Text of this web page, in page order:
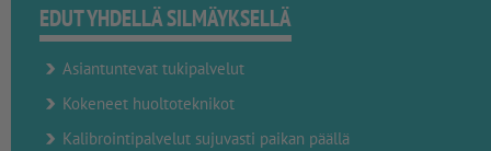
EDUT YHDELLÄ SILMÄYKSELLÄ
Asiantuntevat tukipalvelut
Kokeneet huoltoteknikot
Kalibrointipalvelut sujuvasti paikan päällä